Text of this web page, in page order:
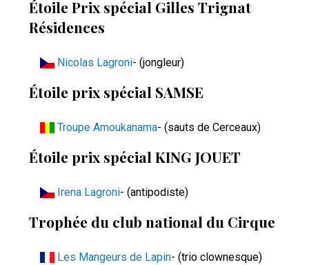
Étoile Prix spécial Gilles Trignat
Résidences
Nicolas Lagroni- (jongleur)
Étoile prix spécial SAMSE
Troupe Amoukanama- (sauts de Cerceaux)
Étoile prix spécial KING JOUET
Irena Lagroni- (antipodiste)
Trophée du club national du Cirque
Les Mangeurs de Lapin- (trio clownesque)